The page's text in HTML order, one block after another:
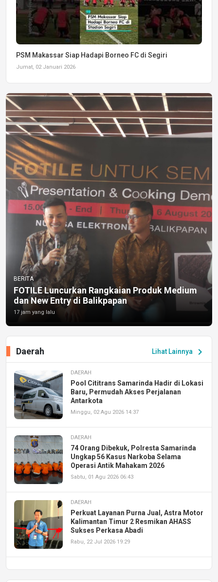
PSM Makassar Siap Hadapi Borneo FC di Segiri
Jumat, 02 Januari 2026
BERITA
FOTILE Luncurkan Rangkaian Produk Medium
dan New Entry di Balikpapan
17 jam yang lalu
Lihat Lainnya chevron_right
Daerah
DAERAH
Pool Cititrans Samarinda Hadir di Lokasi
Baru, Permudah Akses Perjalanan
Antarkota
Minggu, 02 Agu 2026 14:37
DAERAH
74 Orang Dibekuk, Polresta Samarinda
Ungkap 56 Kasus Narkoba Selama
Operasi Antik Mahakam 2026
Sabtu, 01 Agu 2026 06:43
DAERAH
Perkuat Layanan Purna Jual, Astra Motor
Kalimantan Timur 2 Resmikan AHASS
Sukses Perkasa Abadi
Rabu, 22 Jul 2026 19:29